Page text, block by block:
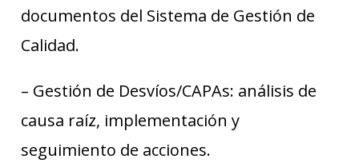
documentos del Sistema de Gestión de
Calidad.
– Gestión de Desvíos/CAPAs: análisis de
causa raíz, implementación y
seguimiento de acciones.